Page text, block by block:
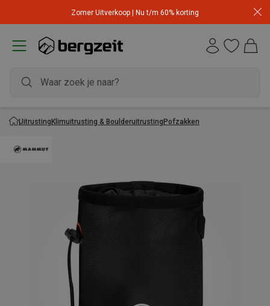
Zomer Uitverkoop | Nu t/m 60% korting
UitrustingKlimuitrusting & BoulderuitrustingPofzakken